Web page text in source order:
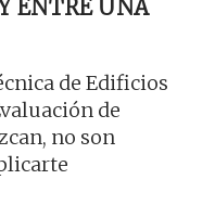
ENTRE UNA
de Edificios
de
no son